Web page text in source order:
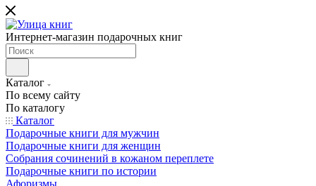
Интернет-магазин подарочных книг
Каталог
По всему сайту
По каталогу
Каталог
Подарочные книги для мужчин
Подарочные книги для женщин
Собрания сочинений в кожаном переплете
Подарочные книги по истории
Афоризмы